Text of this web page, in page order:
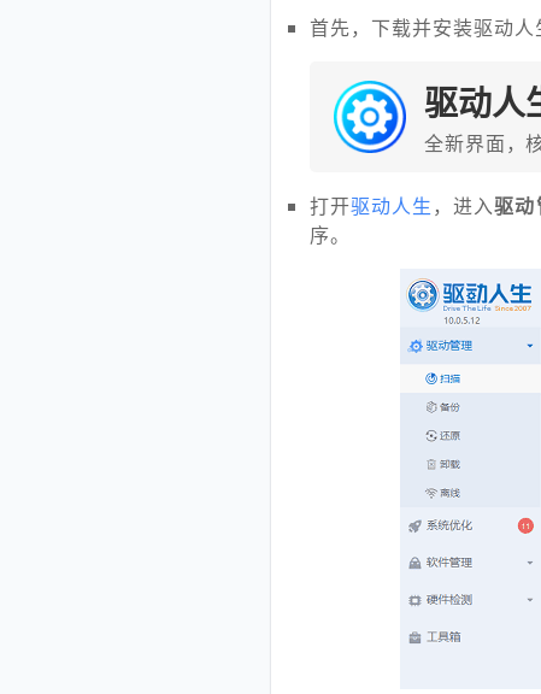
首先，下载并安装驱动人
驱动人
全新界面，
打开驱动人生 ，进入驱动
序。